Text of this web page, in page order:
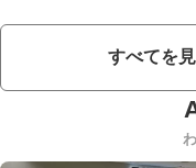
すべてを